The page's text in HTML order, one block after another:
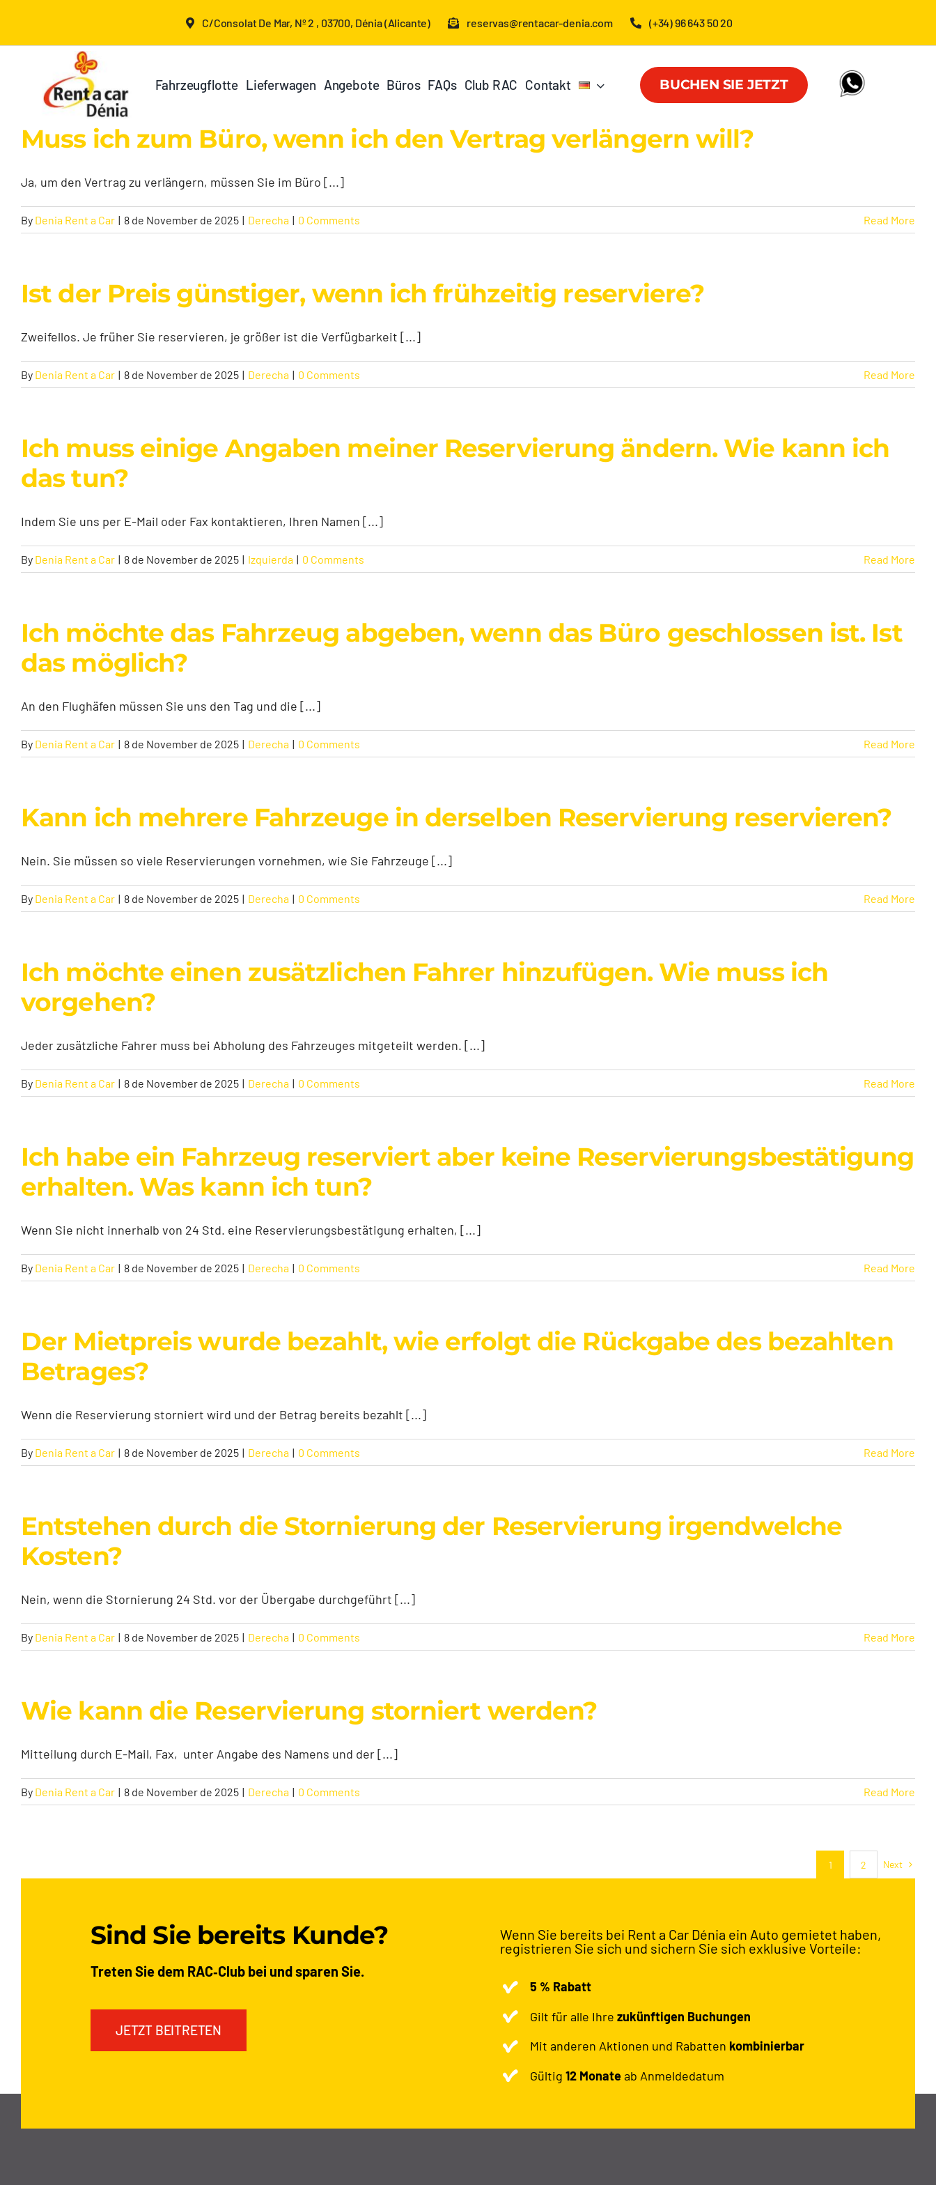
C/Consolat De Mar, Nº 2 , 03700, Dénia (Alicante) reservas@rentacar-denia.com (+34) 96 643 50 20
Fahrzeugflotte Lieferwagen Angebote Büros FAQs Club RAC Contakt BUCHEN SIE JETZT
Muss ich zum Büro, wenn ich den Vertrag verlängern will?
Ja, um den Vertrag zu verlängern, müssen Sie im Büro [...]
By Denia Rent a Car | 8 de November de 2025 | Derecha | 0 Comments Read More
Ist der Preis günstiger, wenn ich frühzeitig reserviere?
Zweifellos. Je früher Sie reservieren, je größer ist die Verfügbarkeit [...]
By Denia Rent a Car | 8 de November de 2025 | Derecha | 0 Comments Read More
Ich muss einige Angaben meiner Reservierung ändern. Wie kann ich
das tun?
Indem Sie uns per E-Mail oder Fax kontaktieren, Ihren Namen [...]
By Denia Rent a Car | 8 de November de 2025 | Izquierda | 0 Comments Read More
Ich möchte das Fahrzeug abgeben, wenn das Büro geschlossen ist. Ist
das möglich?
An den Flughäfen müssen Sie uns den Tag und die [...]
By Denia Rent a Car | 8 de November de 2025 | Derecha | 0 Comments Read More
Kann ich mehrere Fahrzeuge in derselben Reservierung reservieren?
Nein. Sie müssen so viele Reservierungen vornehmen, wie Sie Fahrzeuge [...]
By Denia Rent a Car | 8 de November de 2025 | Derecha | 0 Comments Read More
Ich möchte einen zusätzlichen Fahrer hinzufügen. Wie muss ich
vorgehen?
Jeder zusätzliche Fahrer muss bei Abholung des Fahrzeuges mitgeteilt werden. [...]
By Denia Rent a Car | 8 de November de 2025 | Derecha | 0 Comments Read More
Ich habe ein Fahrzeug reserviert aber keine Reservierungsbestätigung
erhalten. Was kann ich tun?
Wenn Sie nicht innerhalb von 24 Std. eine Reservierungsbestätigung erhalten, [...]
By Denia Rent a Car | 8 de November de 2025 | Derecha | 0 Comments Read More
Der Mietpreis wurde bezahlt, wie erfolgt die Rückgabe des bezahlten
Betrages?
Wenn die Reservierung storniert wird und der Betrag bereits bezahlt [...]
By Denia Rent a Car | 8 de November de 2025 | Derecha | 0 Comments Read More
Entstehen durch die Stornierung der Reservierung irgendwelche
Kosten?
Nein, wenn die Stornierung 24 Std. vor der Übergabe durchgeführt [...]
By Denia Rent a Car | 8 de November de 2025 | Derecha | 0 Comments Read More
Wie kann die Reservierung storniert werden?
Mitteilung durch E-Mail, Fax, unter Angabe des Namens und der [...]
By Denia Rent a Car | 8 de November de 2025 | Derecha | 0 Comments Read More
1 2 Next
Sind Sie bereits Kunde?
Treten Sie dem RAC‑Club bei und sparen Sie.
JETZT BEITRETEN
Wenn Sie bereits bei Rent a Car Dénia ein Auto gemietet haben,
registrieren Sie sich und sichern Sie sich exklusive Vorteile:
5 % Rabatt
Gilt für alle Ihre zukünftigen Buchungen
Mit anderen Aktionen und Rabatten kombinierbar
Gültig 12 Monateab Anmeldedatum